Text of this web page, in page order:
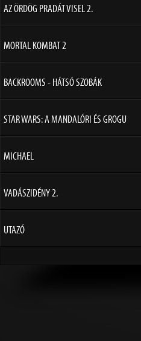
AZ ÖRDÖG PRADÁT VISEL 2.
MORTAL KOMBAT 2
BACKROOMS - HÁTSÓ SZOBÁK
STAR WARS: A MANDALÓRI ÉS GROGU
MICHAEL
VADÁSZIDÉNY 2.
UTAZÓ